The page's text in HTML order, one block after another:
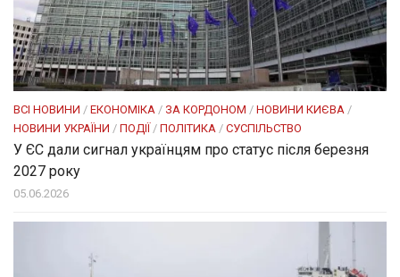
ВСІ НОВИНИ / ЕКОНОМІКА / ЗА КОРДОНОМ / НОВИНИ КИЄВА /
НОВИНИ УКРАЇНИ / ПОДІЇ/ ПОЛІТИКА / СУСПІЛЬСТВО
У ЄС дали сигнал українцям про статус після березня
2027 року
05.06.2026